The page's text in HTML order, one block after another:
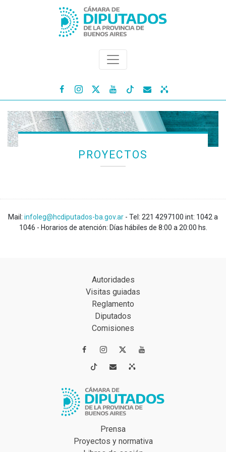
   
PROYECTOS
Mail: infoleg@hcdiputados-ba.gov.ar - Tel: 221 4297100 int: 1042 a
1046 - Horarios de atención: Días hábiles de 8:00 a 20:00 hs.
Autoridades
Visitas guiadas
Reglamento
Diputados
Comisiones
 
 
Prensa
Proyectos y normativa